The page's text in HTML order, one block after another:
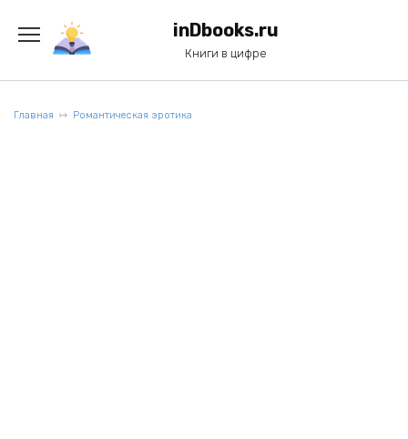
содержанию
inDbooks.ru
Книги в цифре
Главная Романтическая эротика